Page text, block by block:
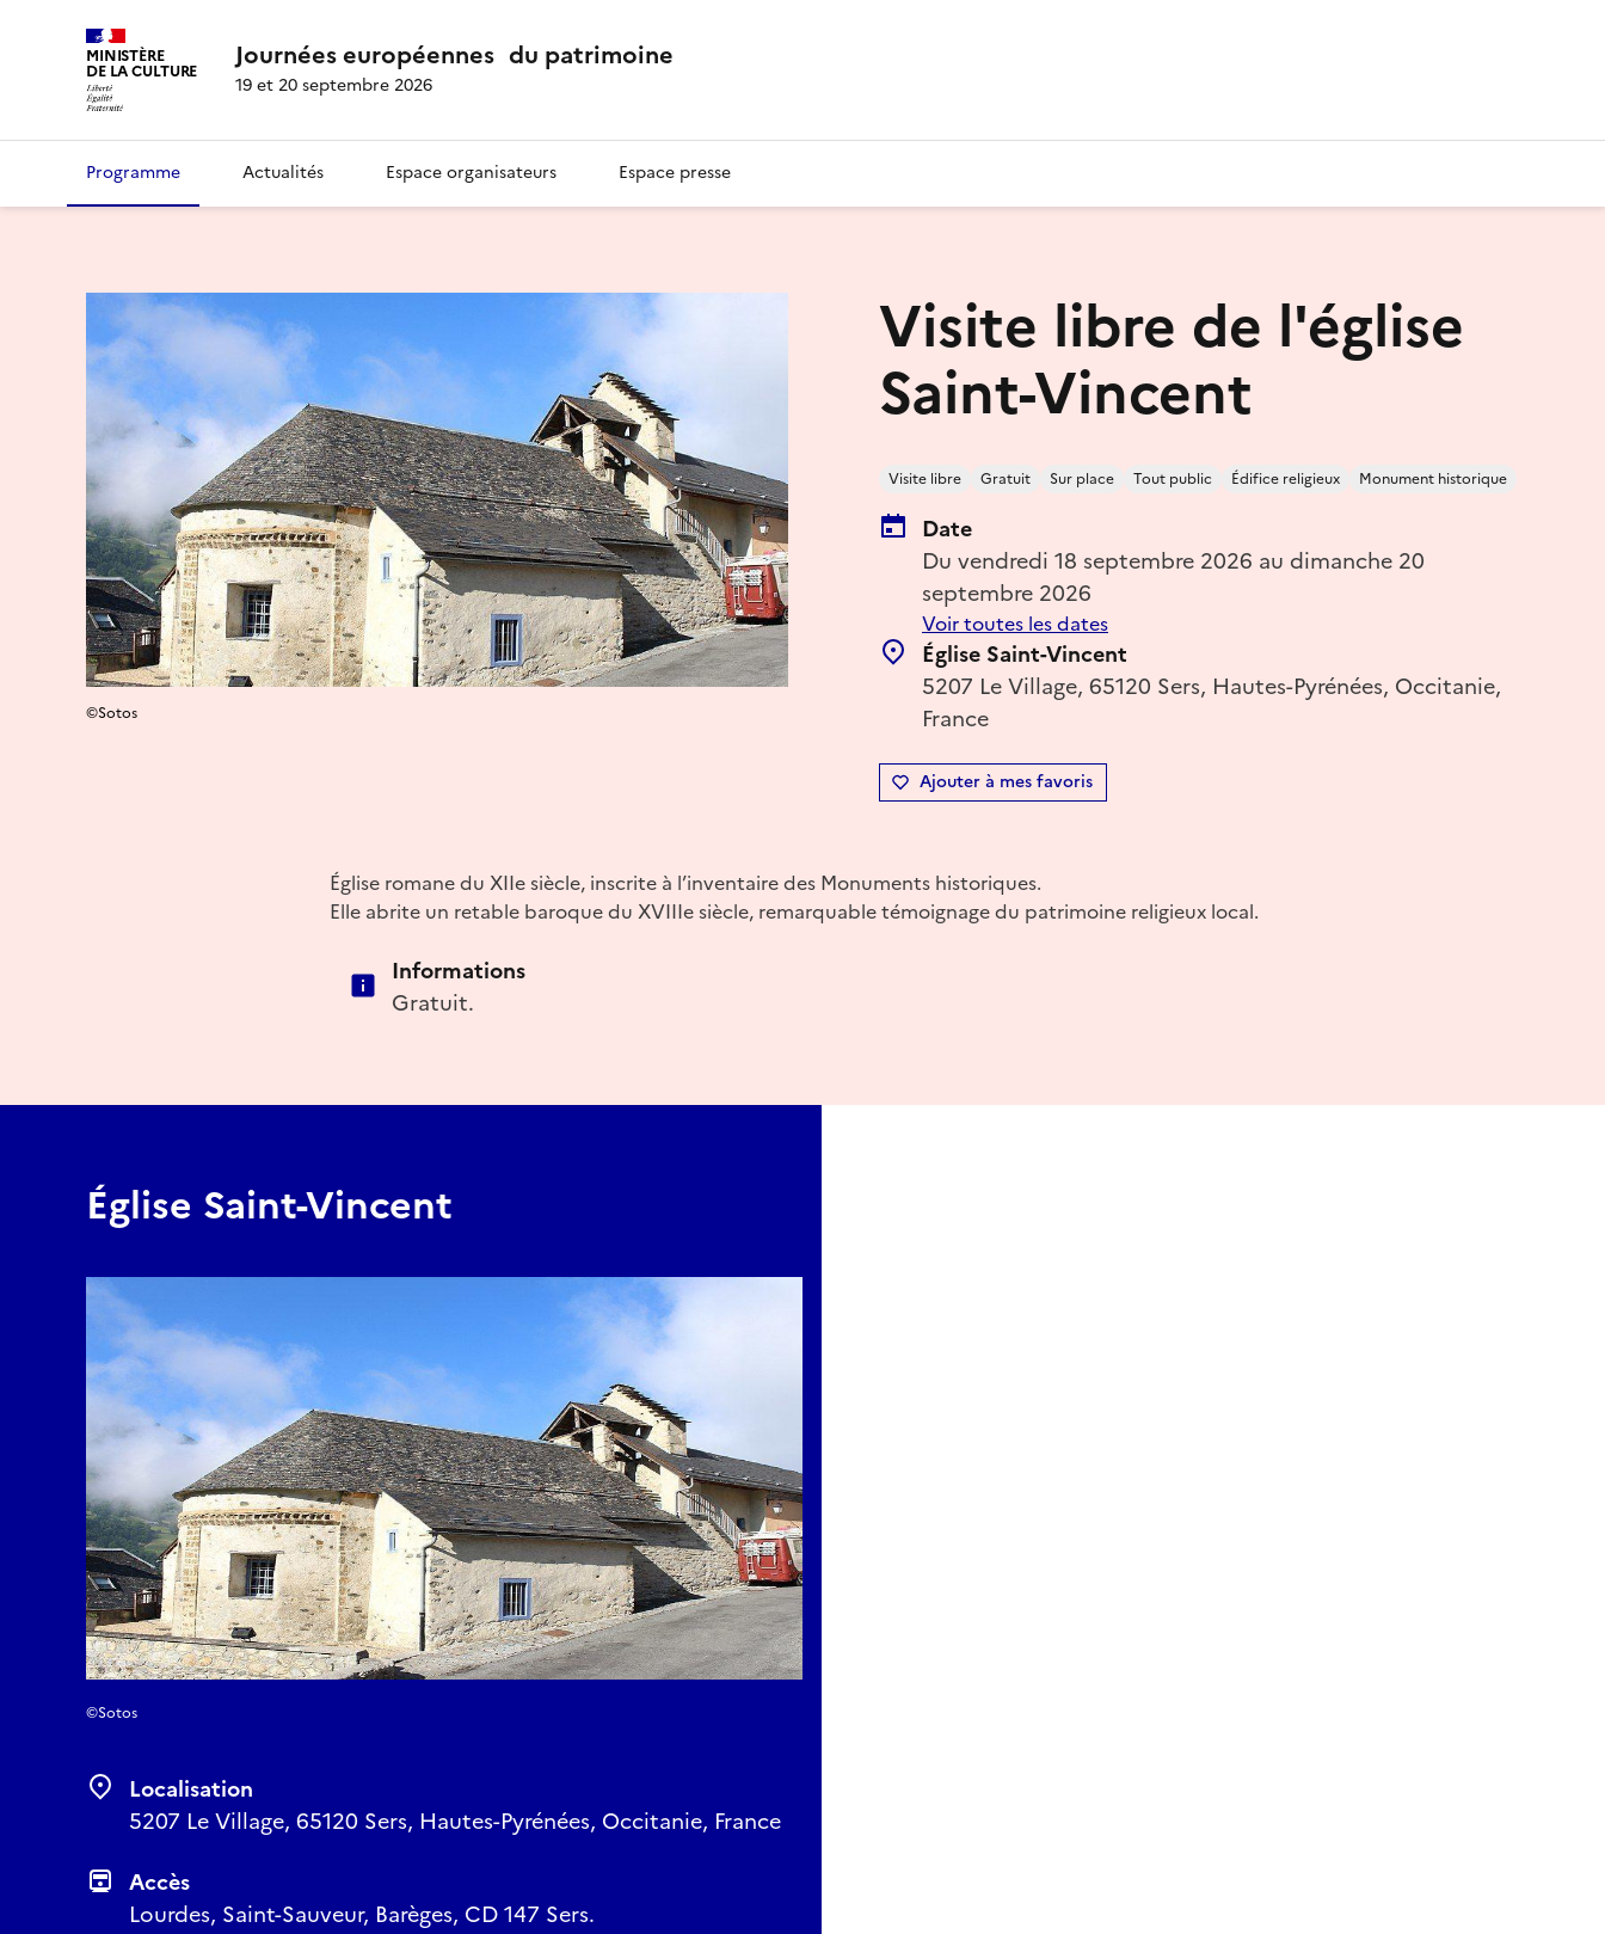
MINISTÈRE
DE LA CULTURE Journées européennes du patrimoine
19 et 20 septembre 2026
Programme Actualités Espace organisateurs Espace presse
Visite libre de l'église
Saint-Vincent
Visite libre Gratuit Sur place Tout public Édifice religieux Monument historique
Date
Du vendredi 18 septembre 2026 au dimanche 20
septembre 2026
Voir toutes les dates
Église Saint-Vincent
5207 Le Village, 65120 Sers, Hautes-Pyrénées, Occitanie,
France
Ajouter à mes favoris
©Sotos
Église romane du XIIe siècle, inscrite à l’inventaire des Monuments historiques.
Elle abrite un retable baroque du XVIIIe siècle, remarquable témoignage du patrimoine religieux local.
Informations
Gratuit.
Église Saint-Vincent
©Sotos
Localisation
5207 Le Village, 65120 Sers, Hautes-Pyrénées, Occitanie, France
Accès
Lourdes, Saint-Sauveur, Barèges, CD 147 Sers.